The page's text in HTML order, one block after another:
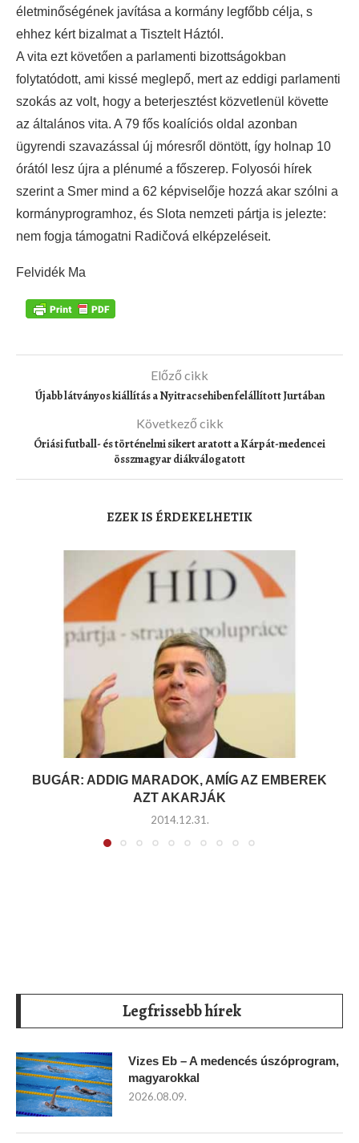
életminőségének javítása a kormány legfőbb célja, s
ehhez kért bizalmat a Tisztelt Háztól.
A vita ezt követően a parlamenti bizottságokban
folytatódott, ami kissé meglepő, mert az eddigi parlamenti
szokás az volt, hogy a beterjesztést közvetlenül követte
az általános vita. A 79 fős koalíciós oldal azonban
ügyrendi szavazással új móresről döntött, így holnap 10
órától lesz újra a plénumé a főszerep. Folyosói hírek
szerint a Smer mind a 62 képviselője hozzá akar szólni a
kormányprogramhoz, és Slota nemzeti pártja is jelezte:
nem fogja támogatni Radičová elképzeléseit.
Felvidék Ma
Előző cikk
Újabb látványos kiállítás a Nyitracsehiben felállított Jurtában
Következő cikk
Óriási futball- és történelmi sikert aratott a Kárpát-medencei
összmagyar diákválogatott
EZEK IS ÉRDEKELHETIK
BUGÁR: ADDIG MARADOK, AMÍG AZ EMBEREK
AZT AKARJÁK
2014.12.31.
Legfrissebb hírek
Vizes Eb – A medencés úszóprogram,
magyarokkal
2026.08.09.